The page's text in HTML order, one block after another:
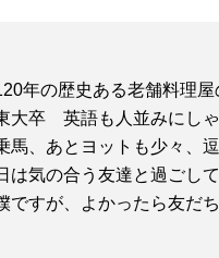
年の歴史ある老舗料理屋
大卒 英語も人並みにしゃ
馬、あとヨットも少々、
は気の合う友達と過ごして
ですが、よかったら友だ